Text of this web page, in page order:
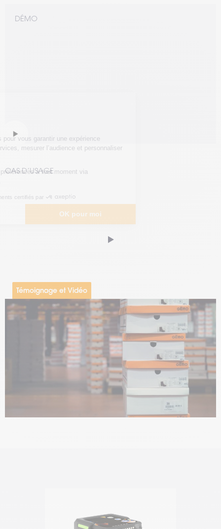
DÉMO
CAS D’USAGE
Témoignage et Vidéo
#Gestion de parc #Mobilité #Traçabilité
27.02.2023
TIMCOD & Groupe Eram
La mise en place de nouveaux terminaux et d'une
solution simplifiant les interfaces a permis d’augmenter la
productivité sans modifier le système informatique.
Temps de lecture : 5 min Voir la vidéo